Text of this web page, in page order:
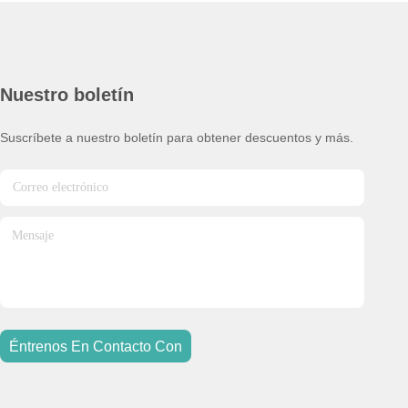
Nuestro boletín
Suscríbete a nuestro boletín para obtener descuentos y más.
Éntrenos En Contacto Con